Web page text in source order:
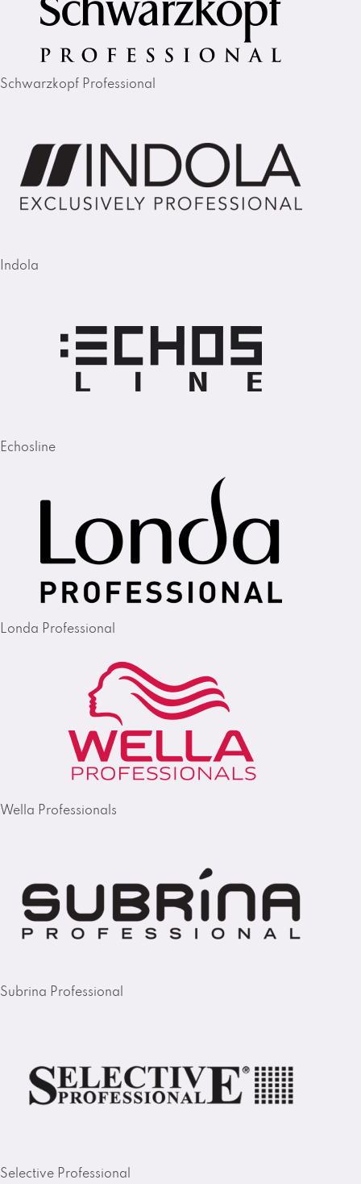
Schwarzkopf Professional
Indola
Echosline
Londa Professional
Wella Professionals
Subrina Professional
Selective Professional